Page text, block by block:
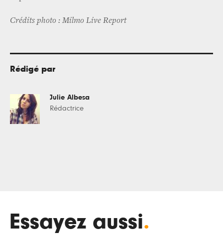
Crédits photo : Milmo Live Report
Rédigé par
Julie Albesa
Rédactrice
Essayez aussi.